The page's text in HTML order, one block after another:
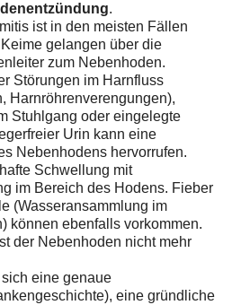
.
ist in den meisten Fällen
gelangen über die
zum Nebenhoden.
Störungen im Harnfluss
Harnröhrenverengungen),
Stuhlgang oder eingelegte
Urin kann eine
Nebenhodens hervorrufen.
Schwellung mit
im Bereich des Hodens. Fieber
(Wasseransammlung im
können ebenfalls vorkommen.
der Nebenhoden nicht mehr
eine genaue
eine gründliche